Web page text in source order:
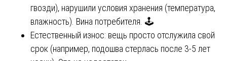
гвозди), нарушили условия хранения (температура,
влажность). Вина потребителя. 🕹️
Естественный износ: вещь просто отслужила свой
срок (например, подошва стерлась после 3-5 лет